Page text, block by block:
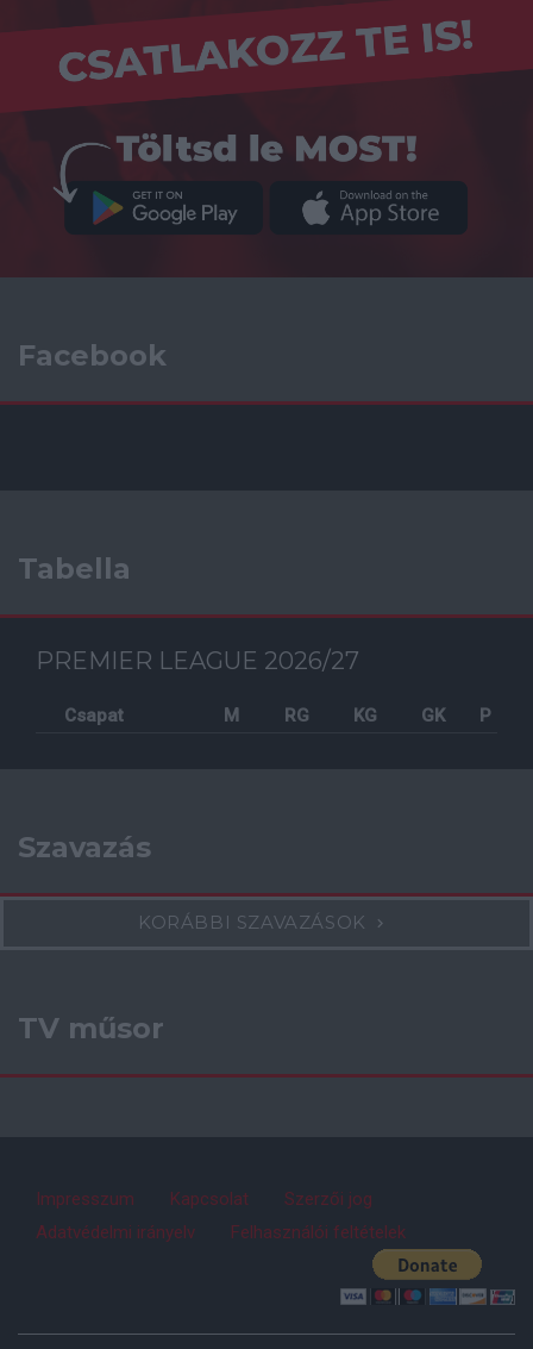
Facebook
Tabella
PREMIER LEAGUE 2026/27
Csapat M RG KG GK P
Szavazás
KORÁBBI SZAVAZÁSOK
TV műsor
Impresszum Kapcsolat
Szerzői jog
Adatvédelmi irányelv
Felhasználói feltételek